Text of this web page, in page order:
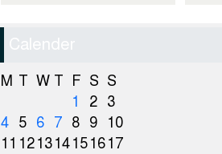
Calender
M T W T F S S
1
2 3
4 5 6 7 8 9
10
11 121314151617